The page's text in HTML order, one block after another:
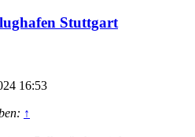
Stuttgart
16:53
↑